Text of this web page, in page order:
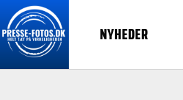
NYHEDER